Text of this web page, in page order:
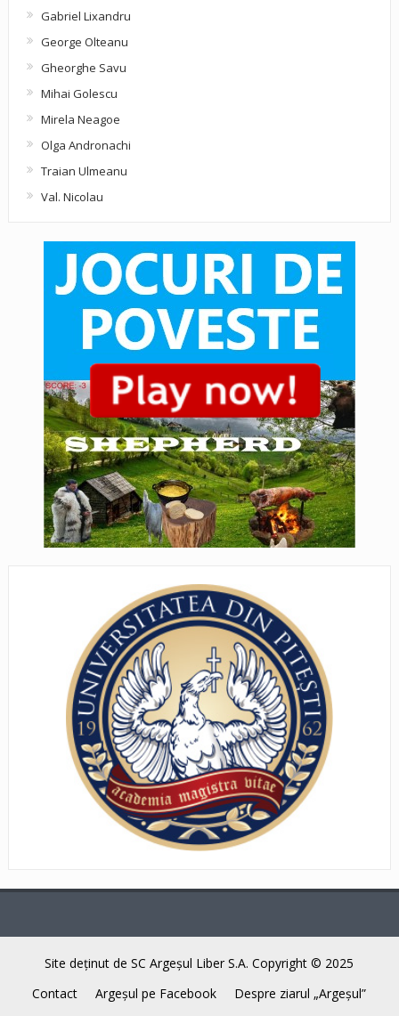
Gabriel Lixandru
George Olteanu
Gheorghe Savu
Mihai Golescu
Mirela Neagoe
Olga Andronachi
Traian Ulmeanu
Val. Nicolau
Site deţinut de SC Argeşul Liber S.A. Copyright © 2025
Contact
Argeşul pe Facebook Despre ziarul „Argeşul”